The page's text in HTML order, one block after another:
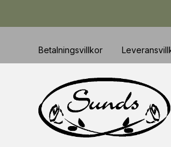
Betalningsvillkor